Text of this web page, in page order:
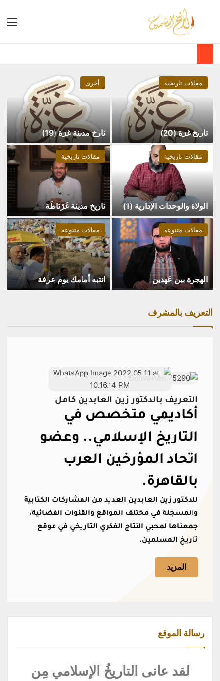
مقالات تاريخية
تاريخ غزة (20)
أخرى
تارخ مدينة غزة (19)
مقالات تاريخية
الولاة والوحدات الإدارية (1)
مقالات تاريخية
تاريخ مدينة غَرْنَاطَة
مقالات متنوعة
الهجرة بين عَهدين
مقالات متنوعة
انتبه أمامك يوم عرفة
التعريف بالمشرف
التعريف بالدكتور زين العابدين كامل
أكاديمي متخصص في
التاريخ الإسلامي.. وعضو
اتحاد المؤرخين العرب
بالقاهرة.
للدكتور زين العابدين العديد من المشاركات الكتابية
والمسجلة في مختلف المواقع والقنوات الفضائية،
جمعناها لمحبي النتاج الفكري التاريخي في موقع
تاريخ المسلمين.
المزيد
رسالة الموقع
لقد عانى التاريخُ الإسلامي مِن